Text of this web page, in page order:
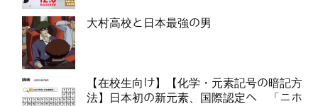
大村高校と日本最強の男
【在校生向け】【化学・元素記号の暗記方
法】日本初の新元素、国際認定へ 「ニホ